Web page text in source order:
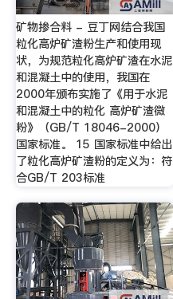
矿物掺合料 - 豆丁网结合我国
粒化高炉矿渣粉生产和使用现
状，为规范粒化高炉矿渣在水泥
和混凝土中的使用，我国在
2000年颁布实施了《用于水泥
和混凝土中的粒化 高炉矿渣微
粉》（GB/T 18046-2000）
国家标准。 15 国家标准中给出
了粒化高炉矿渣粉的定义为：符
合GB/T 203标准